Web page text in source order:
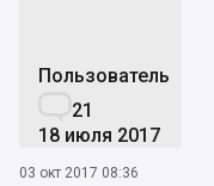
Пользователь
21
18 июля 2017
03 окт 2017 08:36